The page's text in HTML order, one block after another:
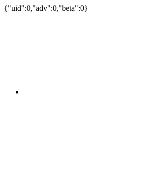
{"uid":0,"adv":0,"beta":0}